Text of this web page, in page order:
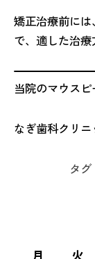
矯正治療前に
で、適した治療
当院のマウス
なぎ歯科クリ
タグ
月
火